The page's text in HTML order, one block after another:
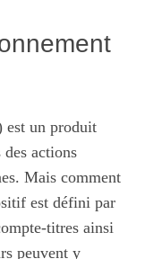
est un produit
des actions
Mais comment
est défini par
titres ainsi
peuvent y